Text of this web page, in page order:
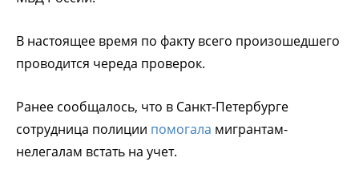
В настоящее время по факту всего произошедшего
проводится череда проверок.
Ранее сообщалось, что в Санкт-Петербурге
сотрудница полиции помогала мигрантам-
нелегалам встать на учет.